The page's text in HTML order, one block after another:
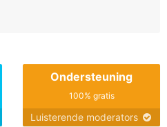
Ondersteuning
100% gratis
Luisterende moderators